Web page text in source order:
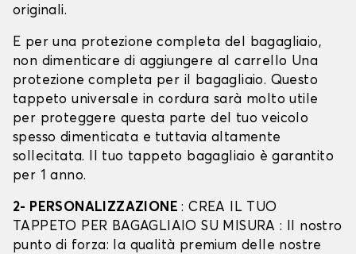
originali.
E per una protezione completa del bagagliaio,
non dimenticare di aggiungere al carrello Una
protezione completa per il bagagliaio. Questo
tappeto universale in cordura sarà molto utile
per proteggere questa parte del tuo veicolo
spesso dimenticata e tuttavia altamente
sollecitata. Il tuo tappeto bagagliaio è garantito
per 1 anno.
2- PERSONALIZZAZIONE: CREA IL TUO
TAPPETO PER BAGAGLIAIO SU MISURA : Il nostro
punto di forza: la qualità premium delle nostre